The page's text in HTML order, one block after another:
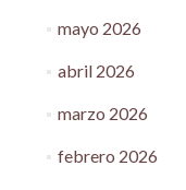
mayo 2026
abril 2026
marzo 2026
febrero 2026